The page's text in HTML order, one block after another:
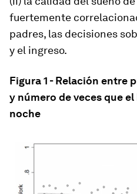
fuertemente
padres, las decisiones
y el ingreso.
Figura 1 - Relación entre
y número de veces que
noche